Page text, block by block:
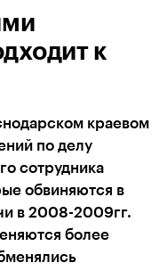
к
краевом
по делу
сотрудника
обвиняются в
в 2008-2009гг.
более